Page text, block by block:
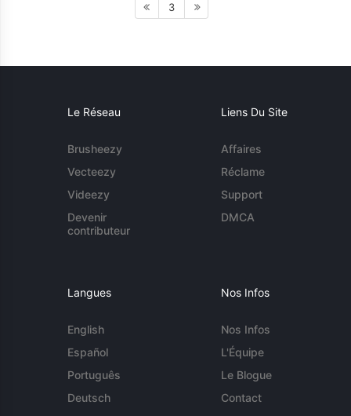
3
Le Réseau
Brusheezy
Vecteezy
Videezy
Devenir
contributeur
Liens Du Site
Affaires
Réclame
Support
DMCA
Langues
English
Español
Português
Deutsch
Nos Infos
Nos Infos
L'Équipe
Le Blogue
Contact